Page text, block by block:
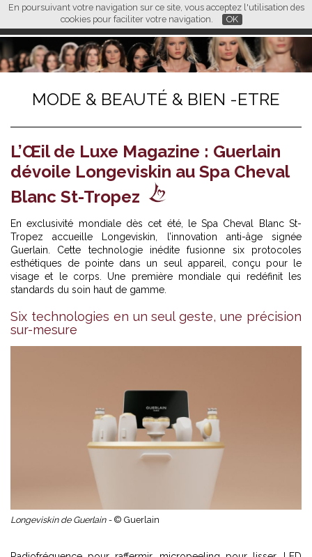
En poursuivant votre navigation sur ce site, vous acceptez l'utilisation des
cookies pour faciliter votre navigation.
OK
FR EN CN
L M
MODE & BEAUTÉ & BIEN -ETRE
L’Œil de Luxe Magazine : Guerlain
dévoile Longeviskin au Spa Cheval
Blanc St-Tropez
En exclusivité mondiale dès cet été, le Spa Cheval Blanc St-
Tropez accueille Longeviskin, l’innovation anti-âge signée
Guerlain . Cette technologie inédite fusionne six protocoles
esthétiques de pointe dans un seul appareil, conçu pour le
visage et le corps. Une première mondiale qui redéfinit les
standards du soin haut de gamme.
Six technologies en un seul geste, une précision
sur-mesure
Longeviskin de Guerlain - © Guerlain